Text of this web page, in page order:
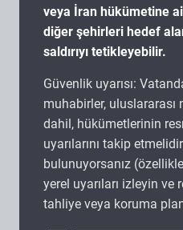
veya İran hükümetine
diğer şehirleri hedef
saldırıyı tetikleyebilir.
Güvenlik uyarısı:
muhabirler, uluslararası
dahil, hükümetlerinin
uyarılarını takip
bulunuyorsanız
yerel uyarıları izleyin
tahliye veya koruma